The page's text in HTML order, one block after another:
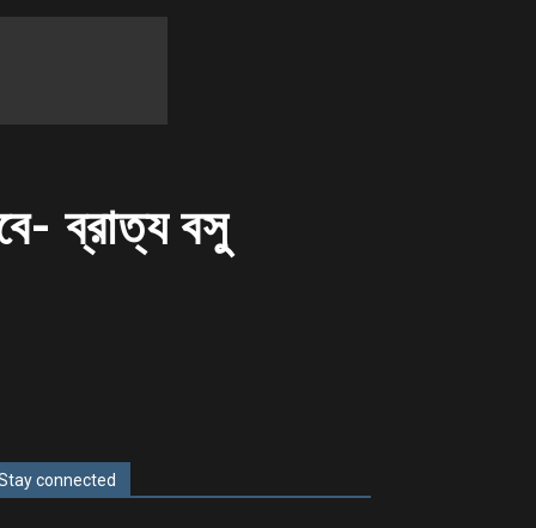
ব্রাত্য বসু
connected